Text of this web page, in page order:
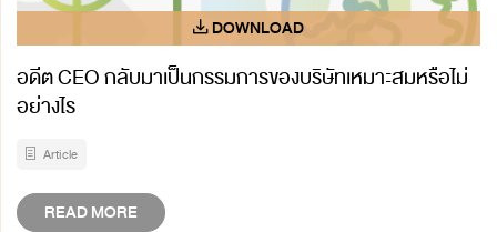
อดีต CEO กลับมาเป็นกรรมการของบริษัทเหมาะสมหรือไม่
อย่างไร
Article
READ MORE